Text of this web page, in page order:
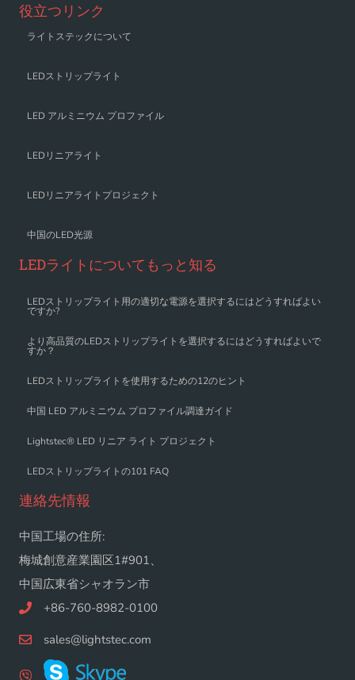
役立つリンク
ライトステックについて
LEDストリップライト
LED アルミニウム プロファイル
LEDリニアライト
LEDリニアライトプロジェクト
中国のLED光源
LEDライトについてもっと知る
LEDストリップライト用の適切な電源を選択するにはどうすればよい
ですか?
より高品質のLEDストリップライトを選択するにはどうすればよいで
すか？
LEDストリップライトを使用するための12のヒント
中国 LED アルミニウム プロファイル調達ガイド
Lightstec® LED リニア ライト プロジェクト
LEDストリップライトの101 FAQ
連絡先情報
中国工場の住所:
梅城創意産業園区1#901、
中国広東省シャオラン市
+86-760-8982-0100
sales@lightstec.com